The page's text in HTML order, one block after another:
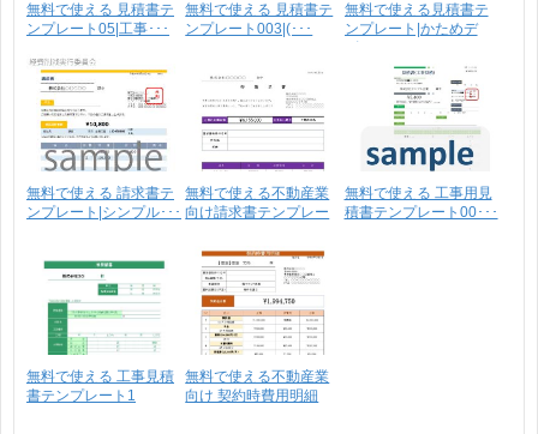
無料で使える 見積書テ
ンプレート05|工事･･･
無料で使える 見積書テ
ンプレート003|(･･･
無料で使える見積書テ
ンプレート|かためデ
無料で使える 請求書テ
ンプレート|シンプル･･･
無料で使える不動産業
向け請求書テンプレー
無料で使える 工事用見
積書テンプレート00･･･
無料で使える 工事見積
書テンプレート1
無料で使える不動産業
向け 契約時費用明細